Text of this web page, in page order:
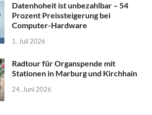
Datenhoheit ist unbezahlbar – 54
Prozent Preissteigerung bei
Computer-Hardware
1. Juli 2026
Radtour für Organspende mit
Stationen in Marburg und Kirchhain
24. Juni 2026